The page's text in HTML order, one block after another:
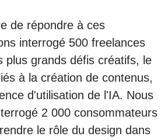
de répondre à ces
interrogé 500 freelances
plus grands défis créatifs, le
à la création de contenus,
d'utilisation de l'IA. Nous
2 000 consommateurs
le rôle du design dans